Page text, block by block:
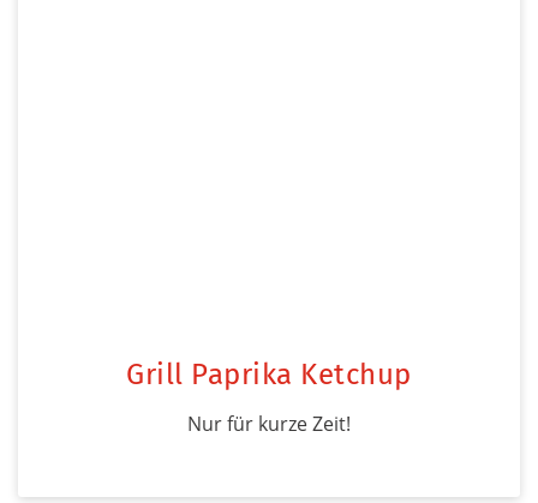
Grill Paprika Ketchup
Nur für kurze Zeit!